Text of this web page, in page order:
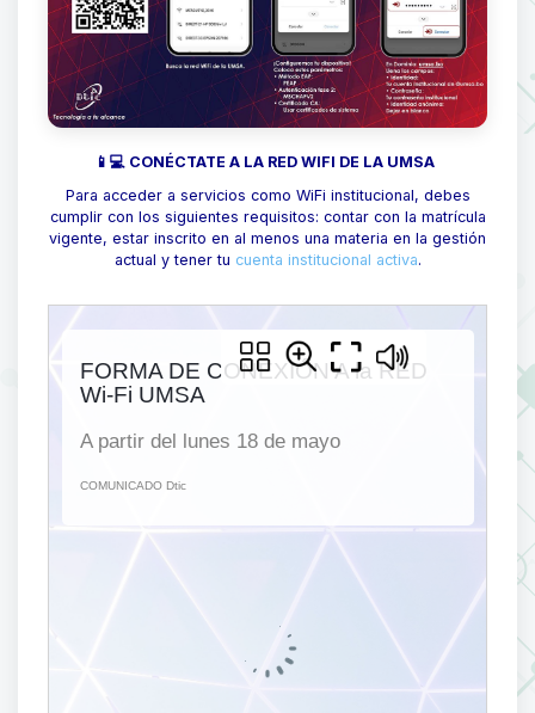
📱💻 CONÉCTATE A LA RED WIFI DE LA UMSA
Para acceder a servicios como WiFi institucional, debes
cumplir con los siguientes requisitos: contar con la matrícula
vigente, estar inscrito en al menos una materia en la gestión
actual y tener tu cuenta institucional activa.